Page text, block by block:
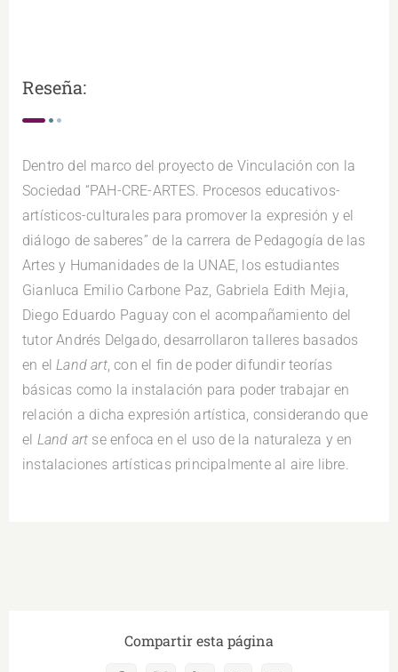
Reseña:
Dentro del marco del proyecto de Vinculación con la
Sociedad “PAH-CRE-ARTES. Procesos educativos-
artísticos-culturales para promover la expresión y el
diálogo de saberes” de la carrera de Pedagogía de las
Artes y Humanidades de la UNAE, los estudiantes
Gianluca Emilio Carbone Paz, Gabriela Edith Mejia,
Diego Eduardo Paguay con el acompañamiento del
tutor Andrés Delgado, desarrollaron talleres basados
en elLand art, con el fin de poder difundir teorías
básicas como la instalación para poder trabajar en
relación a dicha expresión artística, considerando que
el Land art se enfoca en el uso de la naturaleza y en
instalaciones artísticas principalmente al aire libre.
Compartir esta página